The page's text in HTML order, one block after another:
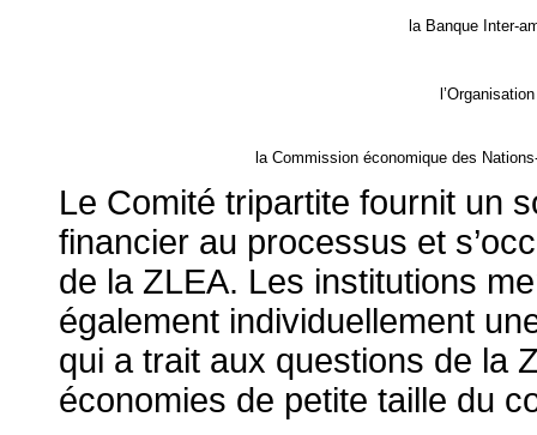
la Banque Inter-
la Commission économique des
Le Comité tripartite fournit un
financier au processus et
de la ZLEA. Les institutions
également individuellement
qui a trait aux questions de la
économies de petite taille du